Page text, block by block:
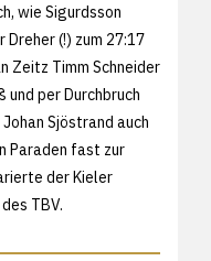
wie Sigurdsson
Dreher (!) zum 27:17
Zeitz Timm Schneider
per Durchbruch
Sjöstrand auch
Paraden fast zur
der Kieler
TBV.